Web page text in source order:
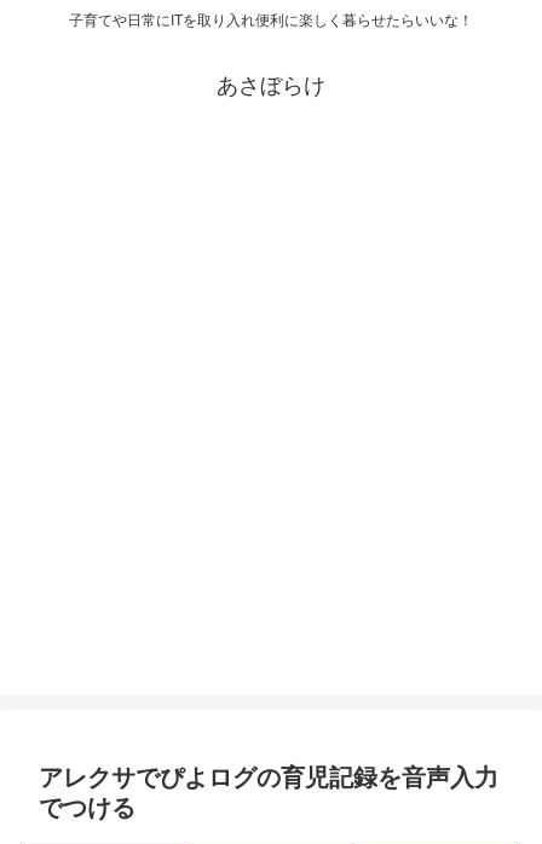
子育てや日常にITを取り入れ便利に楽しく暮らせたらいいな！
あさぼらけ
アレクサでぴよログの育児記録を音声入力
でつける